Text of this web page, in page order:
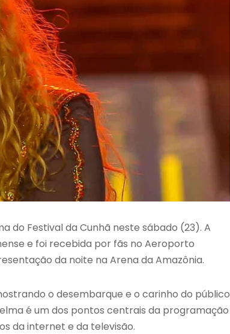
do Festival da Cunhã neste sábado (23). A
e foi recebida por fãs no Aeroporto
da noite na Arena da Amazônia.
o desembarque e o carinho do público
é um dos pontos centrais da programação
da internet e da televisão.